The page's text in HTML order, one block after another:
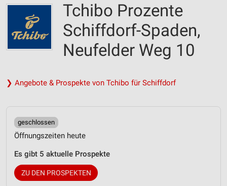
Tchibo Prozente
Schiffdorf-Spaden,
Neufelder Weg 10
❯ Angebote & Prospekte von Tchibo für Schiffdorf
geschlossen
Öffnungszeiten heute
Es gibt 5 aktuelle Prospekte
ZU DEN PROSPEKTEN